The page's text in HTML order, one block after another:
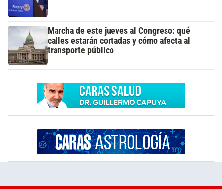
Marcha de este jueves al Congreso: qué
calles estarán cortadas y cómo afecta al
transporte público